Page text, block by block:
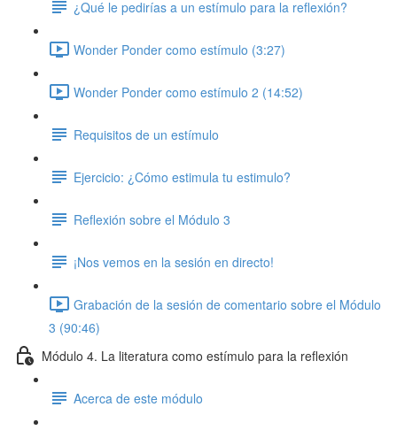
¿Qué le pedirías a un estímulo para la reflexión?
Wonder Ponder como estímulo (3:27)
Wonder Ponder como estímulo 2 (14:52)
Requisitos de un estímulo
Ejercicio: ¿Cómo estimula tu estimulo?
Reflexión sobre el Módulo 3
¡Nos vemos en la sesión en directo!
Grabación de la sesión de comentario sobre el Módulo
3 (90:46)
Módulo 4. La literatura como estímulo para la reflexión
Acerca de este módulo